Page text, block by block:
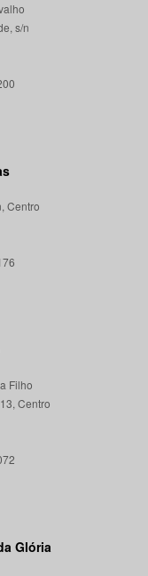
s/n
Centro
Filho
Centro
Glória